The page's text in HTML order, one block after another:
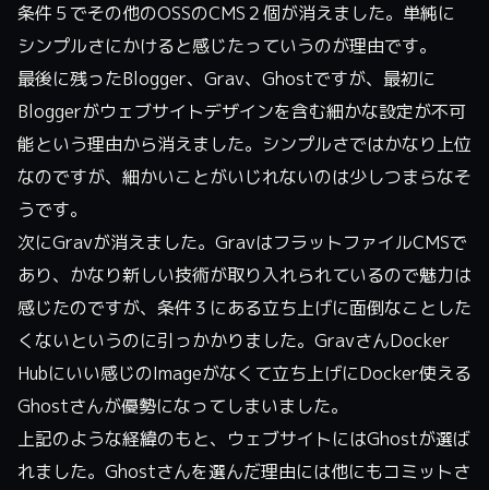
条件５でその他のOSSのCMS２個が消えました。単純に
シンプルさにかけると感じたっていうのが理由です。
最後に残ったBlogger、Grav、Ghostですが、最初に
Bloggerがウェブサイトデザインを含む細かな設定が不可
能という理由から消えました。シンプルさではかなり上位
なのですが、細かいことがいじれないのは少しつまらなそ
うです。
次にGravが消えました。GravはフラットファイルCMSで
あり、かなり新しい技術が取り入れられているので魅力は
感じたのですが、条件３にある立ち上げに面倒なことした
くないというのに引っかかりました。GravさんDocker
Hubにいい感じのImageがなくて立ち上げにDocker使える
Ghostさんが優勢になってしまいました。
上記のような経緯のもと、ウェブサイトにはGhostが選ば
れました。Ghostさんを選んだ理由には他にもコミットさ